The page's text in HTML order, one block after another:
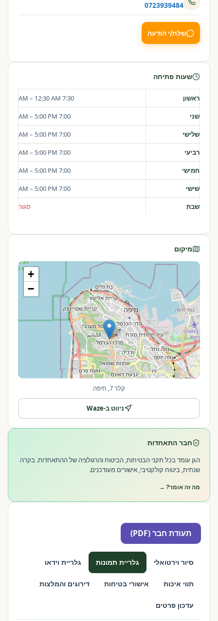
0723939484
שלח/י הודעה
שעות פתיחה
ראשון 7:30 AM – 12:30 AM
שני 7:00 AM – 5:00 PM
שלישי 7:00 AM – 5:00 PM
רביעי 7:00 AM – 5:00 PM
חמישי 7:00 AM – 5:00 PM
שישי 7:00 AM – 5:00 PM
שבת סגור
מיקום
+
−
קלר 7, חיפה
ניווט ב-Waze
חבר התאחדות
הגן עומד בכל תקני הבטיחות, הביטוח והרגולציה של ההתאחדות. בקרה
שנתית, ביטוח קולקטיבי, אישורים מעודכנים.
מה זה אומר? →
תעודת חבר (PDF)
סיור וירטואלי גלריית תמונות גלריית וידאו
תווי איכות אישורי בטיחות דירוגים והמלצות
עדכון פרטים